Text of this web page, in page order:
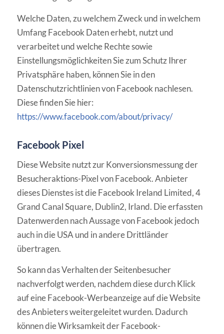
Welche Daten, zu welchem Zweck und in welchem
Umfang Facebook Daten erhebt, nutzt und
verarbeitet und welche Rechte sowie
Einstellungsmöglichkeiten Sie zum Schutz Ihrer
Privatsphäre haben, können Sie in den
Datenschutzrichtlinien von Facebook nachlesen.
Diese finden Sie hier:
https://www.facebook.com/about/privacy/
Facebook Pixel
Diese Website nutzt zur Konversionsmessung der
Besucheraktions-Pixel von Facebook.Anbieter
dieses Dienstes ist die Facebook Ireland Limited, 4
Grand Canal Square, Dublin2, Irland. Die erfassten
Datenwerden nach Aussage von Facebook jedoch
auch in die USA und in andere Drittländer
übertragen.
So kann das Verhalten der Seitenbesucher
nachverfolgt werden, nachdem diese durch Klick
auf eine Facebook-Werbeanzeige auf die Website
des Anbieters weitergeleitetwurden. Dadurch
können die Wirksamkeit der Facebook-